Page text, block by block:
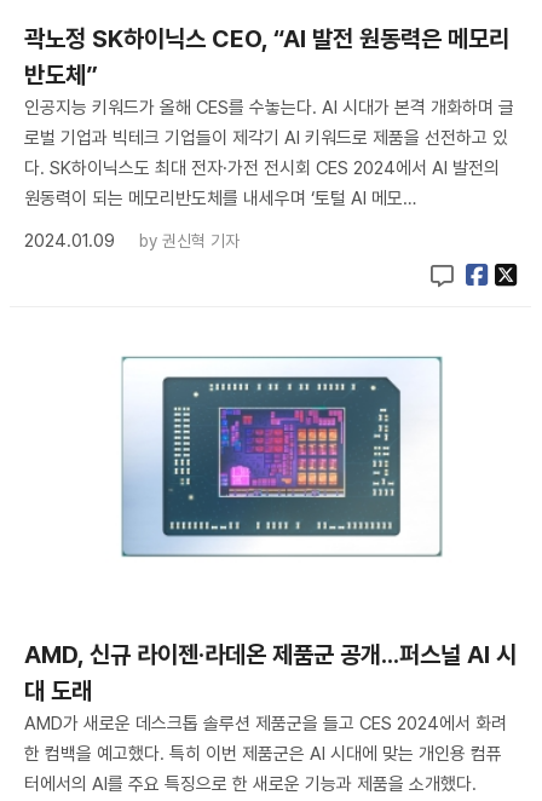
곽노정 SK하이닉스 CEO, “AI 발전 원동력은 메모리
반도체”
인공지능 키워드가 올해 CES를 수놓는다. AI 시대가 본격 개화하며 글
로벌 기업과 빅테크 기업들이 제각기 AI 키워드로 제품을 선전하고 있
다. SK하이닉스도 최대 전자·가전 전시회 CES 2024에서 AI 발전의
원동력이 되는 메모리반도체를 내세우며 ‘토털 AI 메모…
2024.01.09
by 권신혁 기자
AMD, 신규 라이젠·라데온 제품군 공개...퍼스널 AI 시
대 도래
AMD가 새로운 데스크톱 솔루션 제품군을 들고 CES 2024에서 화려
한 컴백을 예고했다. 특히 이번 제품군은 AI 시대에 맞는 개인용 컴퓨
터에서의 AI를 주요 특징으로 한 새로운 기능과 제품을 소개했다.